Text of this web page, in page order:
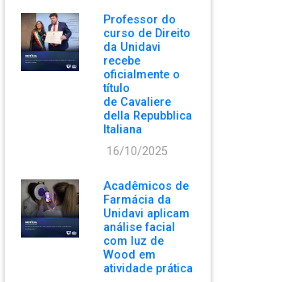
Professor do
curso de Direito
da Unidavi
recebe
oficialmente o
título
de Cavaliere
della Repubblica
Italiana
16/10/2025
Acadêmicos de
Farmácia da
Unidavi aplicam
análise facial
com luz de
Wood em
atividade prática